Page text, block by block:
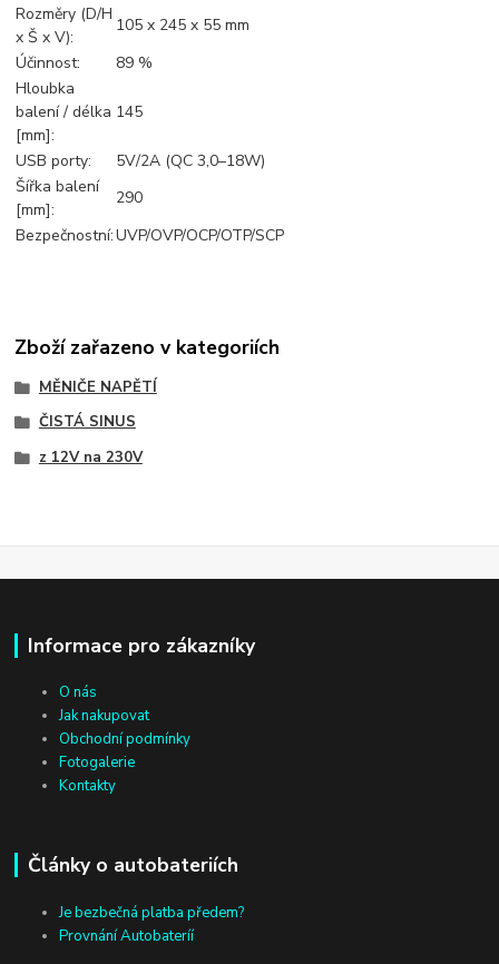
Rozměry (D/H
x Š x V):
105 x 245 x 55 mm
Účinnost:
89 %
Hloubka
balení / délka
[mm]:
145
USB porty:
5V/2A (QC 3,0–18W)
Šířka balení
[mm]:
290
Bezpečnostní:UVP/OVP/OCP/OTP/SCP
Zboží zařazeno v kategoriích
MĚNIČE NAPĚTÍ
ČISTÁ SINUS
z 12V na 230V
Informace pro zákazníky
O nás
Jak nakupovat
Obchodní podmínky
Fotogalerie
Kontakty
Články o autobateriích
Je bezbečná platba předem?
Provnání Autobateríí